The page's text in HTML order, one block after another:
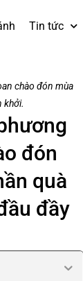
Tin tức
chào đón mùa
khởi.
đón
quà
đầy